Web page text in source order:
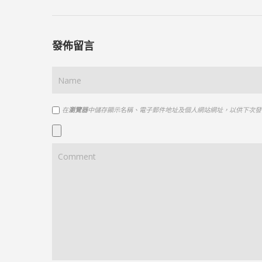
發佈留言
在瀏覽器中儲存顯示名稱、電子郵件地址及個人網站網址，以供下次